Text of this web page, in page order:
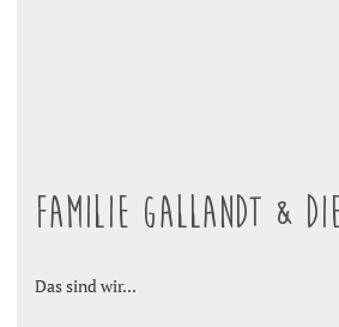
Familie Gallandt &
Das sind wir...